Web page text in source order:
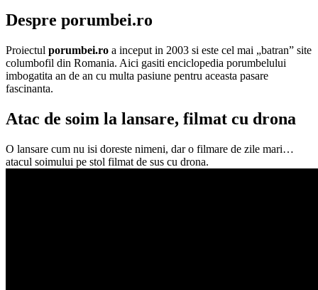
Despre porumbei.ro
Proiectul porumbei.ro a inceput in 2003 si este cel mai „batran” site
columbofil din Romania. Aici gasiti enciclopedia porumbelului
imbogatita an de an cu multa pasiune pentru aceasta pasare
fascinanta.
Atac de soim la lansare, filmat cu drona
O lansare cum nu isi doreste nimeni, dar o filmare de zile mari…
atacul soimului pe stol filmat de sus cu drona.